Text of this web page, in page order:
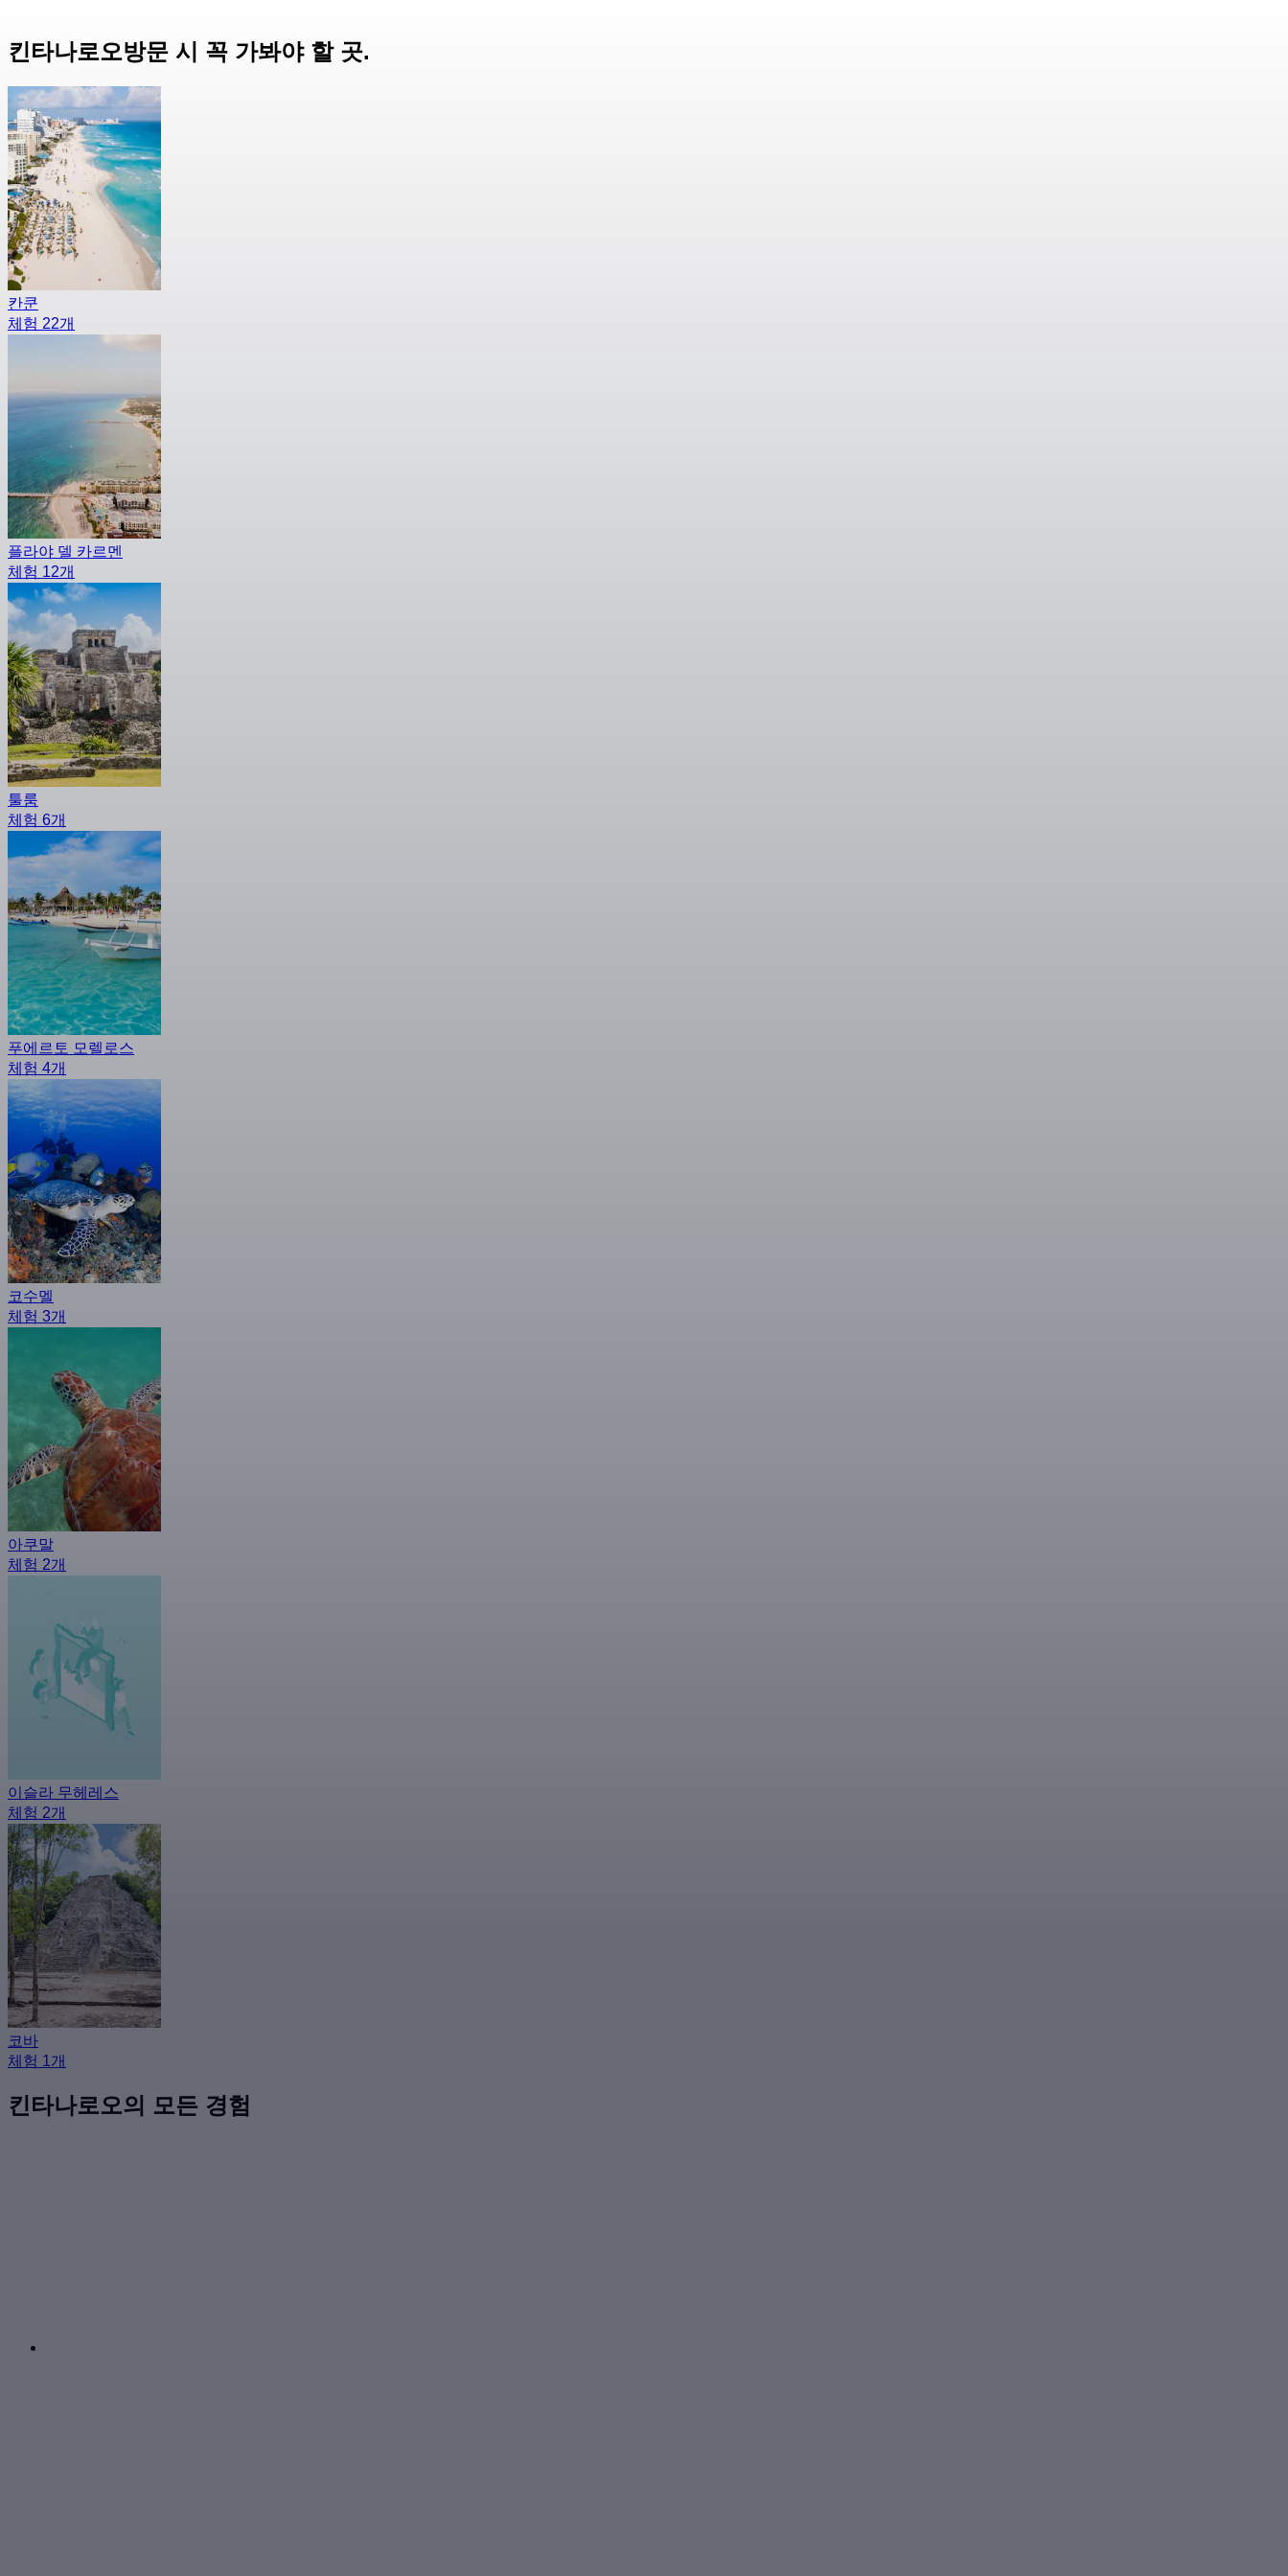
킨타나로오방문 시 꼭 가봐야 할 곳.
칸쿤
체험 22개
플라야 델 카르멘
체험 12개
툴룸
체험 6개
푸에르토 모렐로스
체험 4개
코수멜
체험 3개
아쿠말
체험 2개
이슬라 무헤레스
체험 2개
코바
체험 1개
킨타나로오의 모든 경험